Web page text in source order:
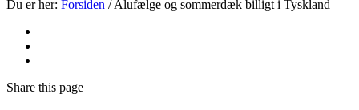
Du er her: Forsiden / Alufælge og sommerdæk billigt i Tyskland
Share this page